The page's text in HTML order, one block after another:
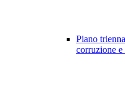
Piano
corruzione e